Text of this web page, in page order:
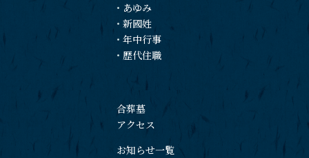
・ あゆみ
・新國姓
・年中行事
・ 歴代住職
合葬墓
アクセス
お知らせ一覧